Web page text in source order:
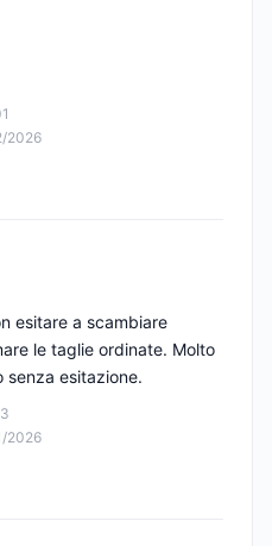
2026
2026
esitare a scambiare
le taglie ordinate. Molto
senza esitazione.